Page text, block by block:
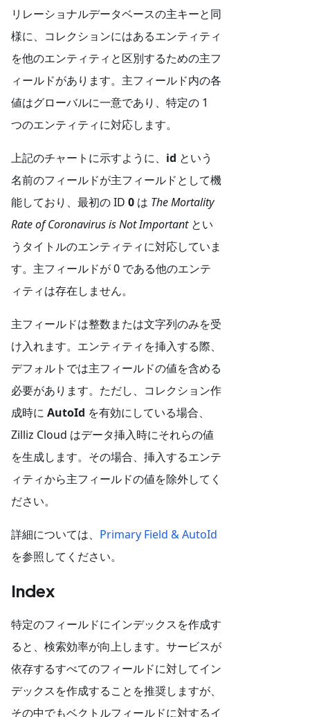
リレーショナルデータベースの主キーと同
様に、コレクションにはあるエンティティ
を他のエンティティと区別するための主フ
ィールドがあります。主フィールド内の各
値はグローバルに一意であり、特定の 1
つのエンティティに対応します。
上記のチャートに示すように、 id という
名前のフィールドが主フィールドとして機
能しており、最初の ID 0 は The Mortality
Rate of Coronavirus is Not Importantとい
うタイトルのエンティティに対応していま
す。主フィールドが 0 である他のエンテ
ィティは存在しません。
主フィールドは整数または文字列のみを受
け入れます。エンティティを挿入する際、
デフォルトでは主フィールドの値を含める
必要があります。ただし、コレクション作
成時に AutoId を有効にしている場合、
Zilliz Cloud はデータ挿入時にそれらの値
を生成します。その場合、挿入するエンテ
ィティから主フィールドの値を除外してく
ださい。
詳細については、 Primary Field & AutoId
を参照してください。
Index
特定のフィールドにインデックスを作成す
ると、検索効率が向上します。サービスが
依存するすべてのフィールドに対してイン
デックスを作成することを推奨しますが、
その中でもベクトルフィールドに対するイ